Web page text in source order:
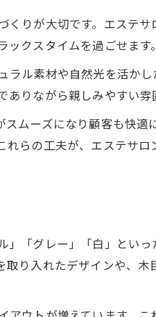
ロンのための内装ポイン
が長く続く内装デザイン
顧客満足度を高める工夫
ロンの継続経営に必要な
がエステサロン成功の鍵
るエステ空間の作り方
りが大切です。エステ
クスタイムを過ごせます
ル素材や自然光を活か
りながら親しみやすい雰
ムーズになり顧客も快
らの工夫が、エステサ
「グレー」「白」とい
り入れたデザインや、